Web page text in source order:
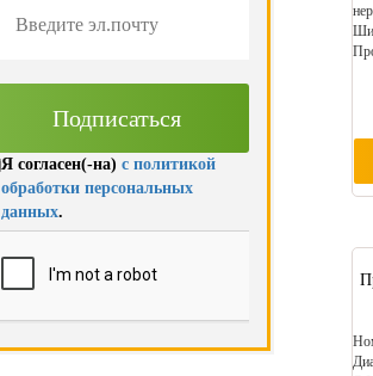
Я согласен(-на) с политикой
обработки персональных
данных.